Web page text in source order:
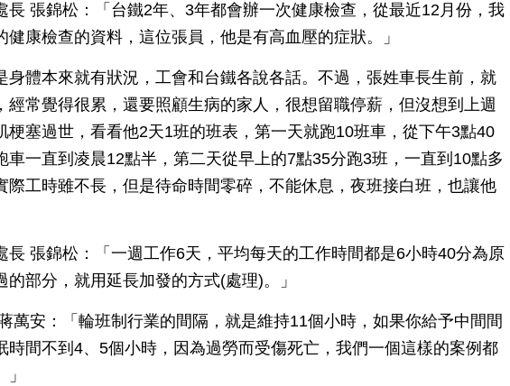
長 張錦松：「台鐵2年、3年都會辦一次健康檢查，從最近12月份，我
健康檢查的資料，這位張員，他是有高血壓的症狀。」
身體本來就有狀況，工會和台鐵各說各話。不過，張姓車長生前，就
經常覺得很累，還要照顧生病的家人，很想留職停薪，但沒想到上週
梗塞過世，看看他2天1班的班表，第一天就跑10班車，從下午3點40
車一直到凌晨12點半，第二天從早上的7點35分跑3班，一直到10點多
際工時雖不長，但是待命時間零碎，不能休息，夜班接白班，也讓他
長 張錦松：「一週工作6天，平均每天的工作時間都是6小時40分為原
的部分，就用延長加發的方式(處理)。」
萬安：「輪班制行業的間隔，就是維持11個小時，如果你給予中間間
時間不到4、5個小時，因為過勞而受傷死亡，我們一個這樣的案例都